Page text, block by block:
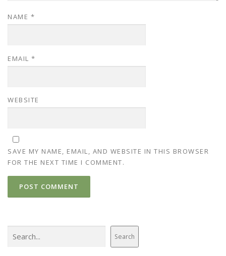
NAME *
EMAIL *
WEBSITE
SAVE MY NAME, EMAIL, AND WEBSITE IN THIS BROWSER
FOR THE NEXT TIME I COMMENT.
Search